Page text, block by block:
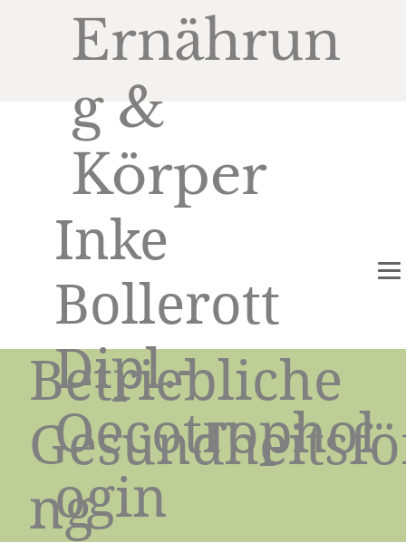
Inke
Bollerott
Dipl.-
Oecotrophol
ogin
Ernährun
g &
Körper
Betriebliche
ng